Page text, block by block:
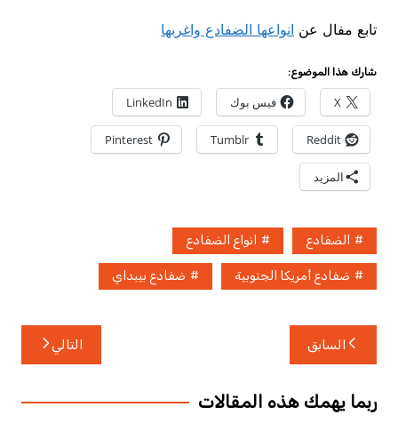
تابع مفال عن انواعها الضفادع واغربها
شارك هذا الموضوع:
X فيس بوك LinkedIn
Reddit
Tumblr
Pinterest
المزيد
الضفادع انواع الضفادع
ضفادع أمريكا الجنوبية ضفادع بيبداي
تصفّح
المقالات
السابق التالي
ربما يهمك هذه المقالات